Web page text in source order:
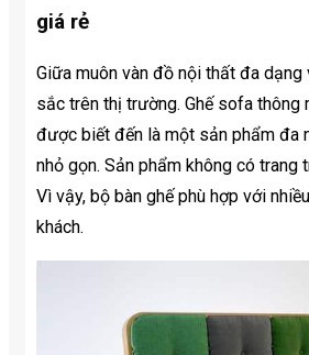
giá rẻ
Giữa muôn vàn đồ nội thất đa dạng
sắc trên thị trường. Ghế sofa thông
được biết đến là một sản phẩm đa
nhỏ gọn. Sản phẩm không có trang
Vì vậy, bộ bàn ghế phù hợp với
khách.